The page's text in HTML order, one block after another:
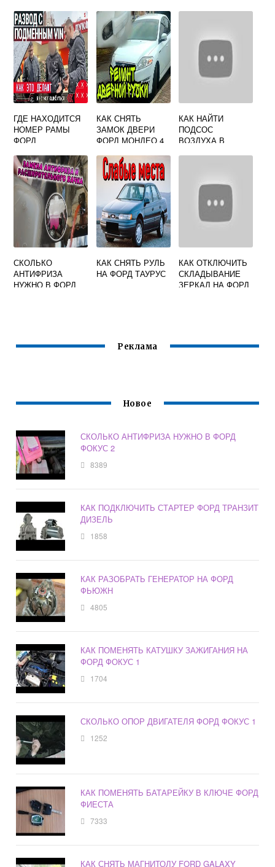
АККУМУЛЯТОРА
ГДЕ НАХОДИТСЯ
НОМЕР РАМЫ
ФОРД
КАК СНЯТЬ
ЗАМОК ДВЕРИ
ФОРД МОНДЕО 4
КАК НАЙТИ
ПОДСОС
ВОЗДУХА В
СКОЛЬКО
АНТИФРИЗА
НУЖНО В ФОРД
КАК СНЯТЬ РУЛЬ
НА ФОРД ТАУРУС
КАК ОТКЛЮЧИТЬ
СКЛАДЫВАНИЕ
ЗЕРКАЛ НА ФОРД
Реклама
Новое
СКОЛЬКО АНТИФРИЗА НУЖНО В ФОРД
ФОКУС 2
8389
КАК ПОДКЛЮЧИТЬ СТАРТЕР ФОРД ТРАНЗИТ
ДИЗЕЛЬ
1858
КАК РАЗОБРАТЬ ГЕНЕРАТОР НА ФОРД
ФЬЮЖН
4805
КАК ПОМЕНЯТЬ КАТУШКУ ЗАЖИГАНИЯ НА
ФОРД ФОКУС 1
1704
СКОЛЬКО ОПОР ДВИГАТЕЛЯ ФОРД ФОКУС 1
1252
КАК ПОМЕНЯТЬ БАТАРЕЙКУ В КЛЮЧЕ ФОРД
ФИЕСТА
7333
КАК СНЯТЬ МАГНИТОЛУ FORD GALAXY